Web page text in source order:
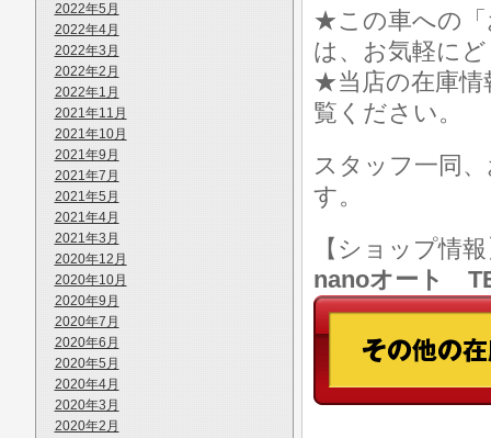
2022年5月
2022年4月
2022年3月
2022年2月
2022年1月
2021年11月
2021年10月
2021年9月
2021年7月
2021年5月
2021年4月
2021年3月
2020年12月
2020年10月
2020年9月
2020年7月
2020年6月
2020年5月
2020年4月
2020年3月
2020年2月
★この車への「
は、お気軽に
★当店の在庫情
覧ください。
スタッフ一同
す。
【ショップ情
nanoオート